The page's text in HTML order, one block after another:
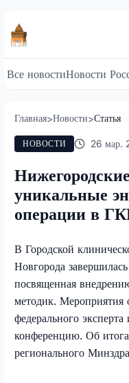
Все новостиНовости
Главная>Новости>Статья
НОВОСТИ 26 мар.
уникальные
операции в
В Городской
Новгорода
посвященная
методик. Мероприятия
федерального
конференцию. Об
регионального